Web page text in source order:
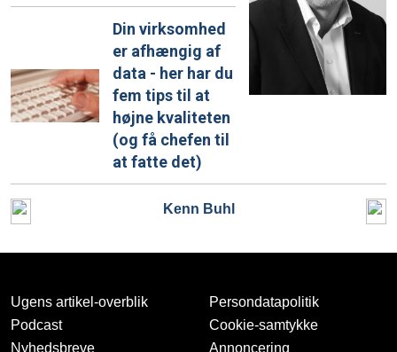
Din virksomhed
er afhængig af
data - her har du
fem tips til at
højne kvaliteten
(og få chefen til
at fatte det)
Kenn Buhl
Ugens artikel-overblik
Podcast
Nyhedsbreve
Persondatapolitik
Cookie-samtykke
Annoncering